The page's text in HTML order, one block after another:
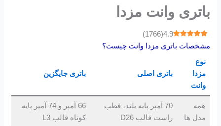
باتری وانت مزدا
4.9
(
1766
)
مشخصات باتری مزدا وانت چیست؟
نوع
مزدا
وانت
باتری اصلی باتری جایگزین
همه
مدل ها
70 آمپر پایه بلند، قطب
راست قالب D26
66 آمپر و 74 آمپر پایه
کوتاه قالب L3